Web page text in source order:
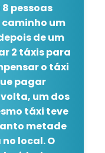
pessoas
um
de um
2 táxis para
o táxi
pagar
um dos
táxi teve
metade
local. O